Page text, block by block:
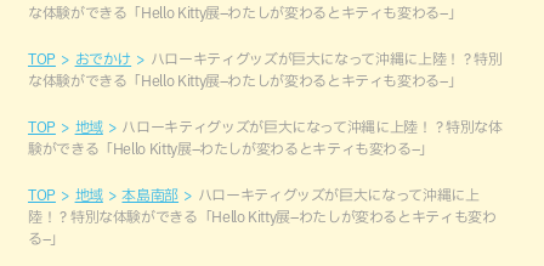
な体験ができる「Hello Kitty展–わたしが変わるとキティも変わる–」
TOP おでかけ
ハローキティグッズが巨大になって沖縄に上陸！？特別
な体験ができる「Hello Kitty展–わたしが変わるとキティも変わる–」
TOP 地域
ハローキティグッズが巨大になって沖縄に上陸！？特別な体
験ができる「Hello Kitty展–わたしが変わるとキティも変わる–」
TOP 地域 本島南部
ハローキティグッズが巨大になって沖縄に上
陸！？特別な体験ができる「Hello Kitty展–わたしが変わるとキティも変わ
る–」